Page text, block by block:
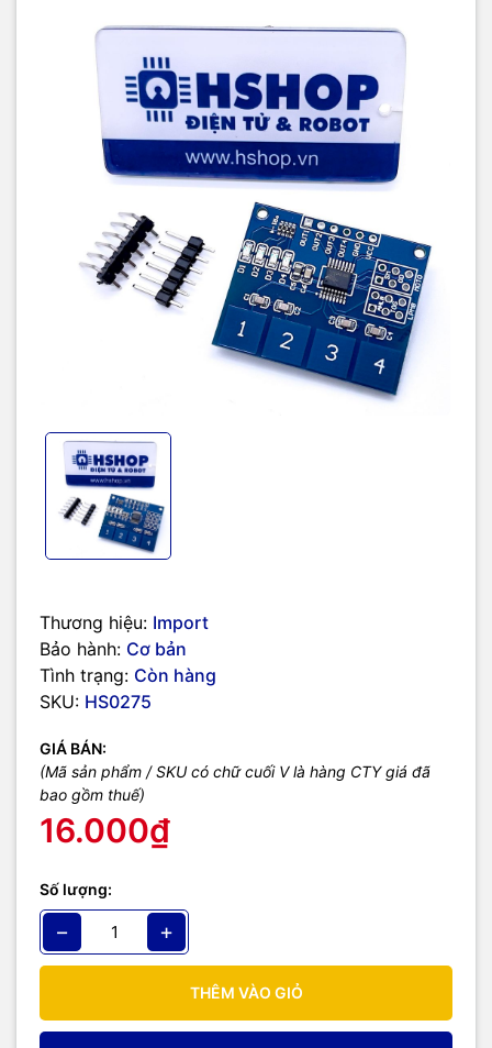
Thương hiệu: Import
Bảo hành: Cơ bản
Tình trạng: Còn hàng
SKU: HS0275
GIÁ BÁN:
(Mã sản phẩm / SKU có chữ cuối V là hàng CTY giá đã
bao gồm thuế)
16.000₫
Số lượng:
− +
THÊM VÀO GIỎ
Cách sử dụng:
Cấp điện 2.4~5.5VDC vào chân VCC và GND.
Nếu có thao tác chạm vào các vị trí cảm ứng, sẽ có tín
hiệu xuất ra tại các chân OUT tương ứng và đèn Led sẽ